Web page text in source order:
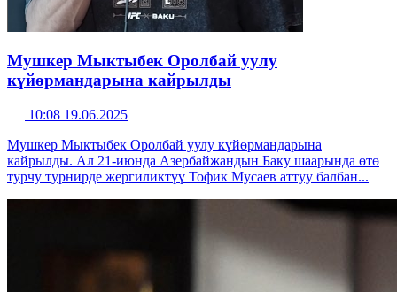
Мушкер Мыктыбек Оролбай уулу
күйөрмандарына кайрылды
10:08 19.06.2025
Мушкер Мыктыбек Оролбай уулу күйөрмандарына
кайрылды. Ал 21-июнда Азербайжандын Баку шаарында өтө
турчу турнирде жергиликтүү Тофик Мусаев аттуу балбан...